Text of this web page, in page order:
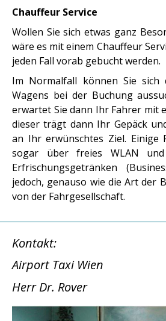
Chauffeur Service
Wollen Sie sich etwas ganz
wäre es mit einem Chauffeur
jeden Fall vorab gebucht werden.
Im Normalfall können Sie sich
Wagens bei der Buchung
erwartet Sie dann Ihr Fahrer mit
dieser trägt dann Ihr Gepäck
an Ihr erwünschtes Ziel. Einige
sogar über freies WLAN
Erfrischungsgetränken
jedoch, genauso wie die Art der
von der Fahrgesellschaft.
Kontakt:
Airport Taxi Wien
Herr Dr. Rover